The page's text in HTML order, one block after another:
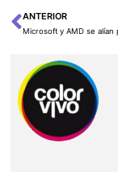
Ant
ANTERIOR